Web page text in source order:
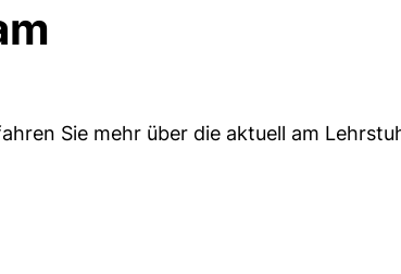
Aktuelles
Sie mehr über die aktuell am